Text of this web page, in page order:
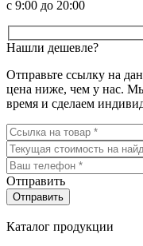
с 9:00 до 20:00
Нашли дешевле?
Отправьте ссылку на
цена ниже, чем у нас.
время и сделаем
Отправить
Каталог продукции